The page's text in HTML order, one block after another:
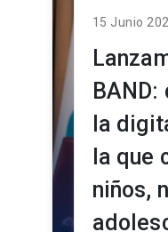
15 Junio
la
la que
niños,